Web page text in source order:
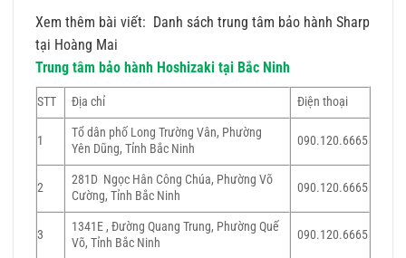
Xem thêm bài viết: Danh sách trung tâm bảo hành Sharp
tại Hoàng Mai
Trung tâm bảo hành Hoshizaki tại Bắc Ninh
STT Địa chỉ Điện thoại
1
Tổ dân phố Long Trường Vân, Phường
Yên Dũng, Tỉnh Bắc Ninh
090.120.6665
2
281D Ngọc Hân Công Chúa, Phường Võ
Cường, Tỉnh Bắc Ninh
090.120.6665
3
1341E , Đường Quang Trung, Phường Quế
Võ, Tỉnh Bắc Ninh
090.120.6665